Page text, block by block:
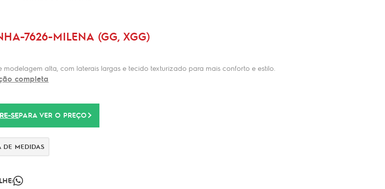
7626-MILENA (GG, XGG)
modelagem alta, com laterais largas e tecido texturizado para mais conforto e estilo.
completa
SEPARA VER O PREÇO
DE MEDIDAS